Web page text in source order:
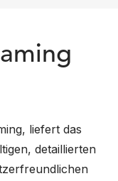
liefert das
detaillierten